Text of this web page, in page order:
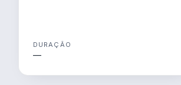
DURAÇÃO
—